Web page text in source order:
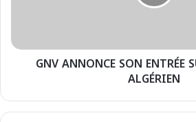
a
e
C
N
GNV ANNONCE SON ENTRÉE
ALGÉRIEN